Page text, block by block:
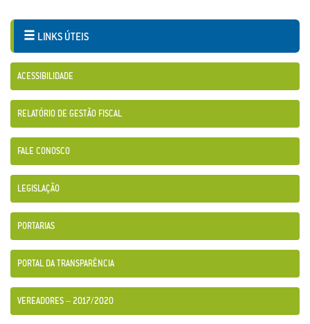
LINKS ÚTEIS
ACESSIBILIDADE
RELATÓRIO DE GESTÃO FISCAL
FALE CONOSCO
LEGISLAÇÃO
PORTARIAS
PORTAL DA TRANSPARÊNCIA
VEREADORES – 2017/2020